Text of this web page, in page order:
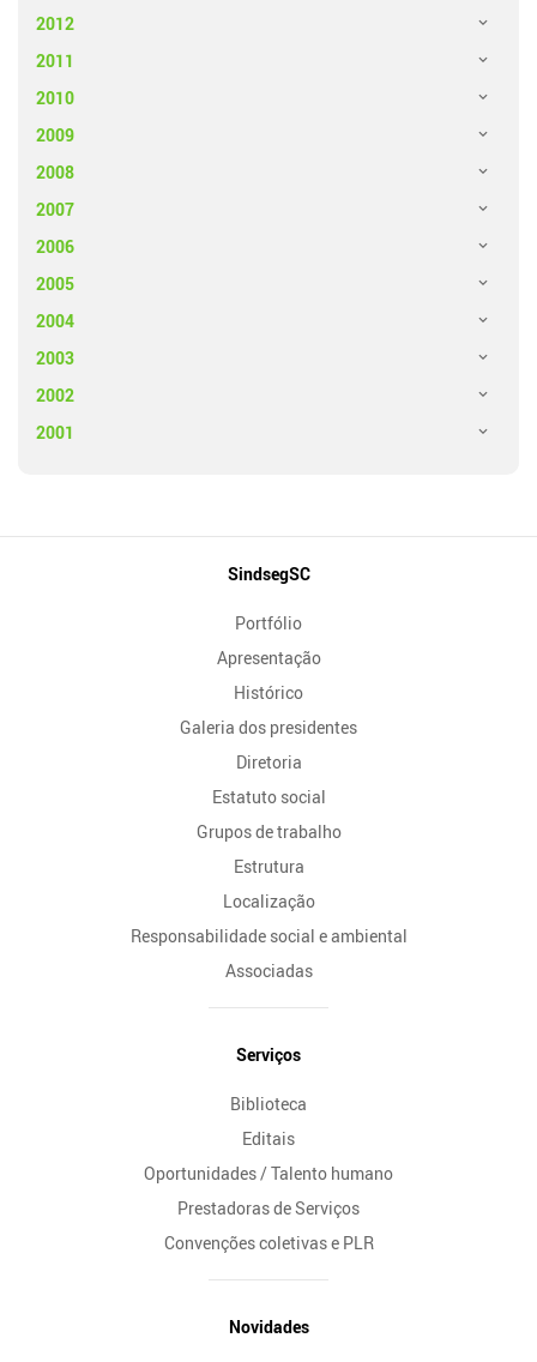
2012
2011
2010
2009
2008
2007
2006
2005
2004
2003
2002
2001
SindsegSC
Portfólio
Apresentação
Histórico
Galeria dos presidentes
Diretoria
Estatuto social
Grupos de trabalho
Estrutura
Localização
Responsabilidade social e ambiental
Associadas
Serviços
Biblioteca
Editais
Oportunidades / Talento humano
Prestadoras de Serviços
Convenções coletivas e PLR
Novidades